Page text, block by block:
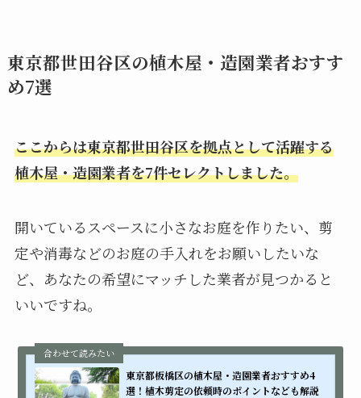
東京都世田谷区の植木屋・造園業者おすす
め7選
ここからは東京都世田谷区を拠点として活躍する
植木屋・造園業者を7件セレクトしました。
開いているスペースに小さなお庭を作りたい、剪
定や消毒などのお庭の手入れをお願いしたいな
ど、あなたの希望にマッチした業者が見つかると
いいですね。
東京都板橋区の植木屋・造園業者おすすめ4
選！植木剪定の依頼時のポイントなども解説